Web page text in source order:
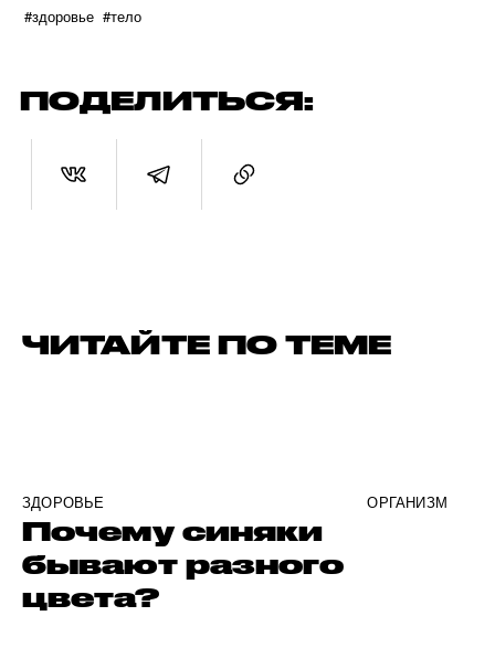
#здоровье #тело
ПОДЕЛИТЬСЯ:
ЧИТАЙТЕ ПО ТЕМЕ
ЗДОРОВЬЕ ОРГАНИЗМ
Почему синяки
бывают разного
цвета?